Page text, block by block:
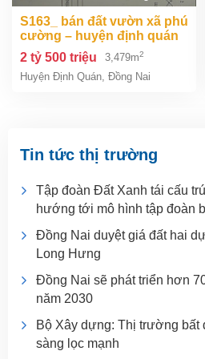
s163_ bán đất vườn xã phú
cường – huyện định quán
– đồng na
2 tỷ 500 triệu 3,479m2
Huyện Định Quán, Đồng Nai
Tin tức thị trường
Tập đoàn Đất Xanh tái cấu
hướng tới mô hình tập đoàn
Đồng Nai duyệt giá đất hai
Long Hưng
Đồng Nai sẽ phát triển hơn
năm 2030
Bộ Xây dựng: Thị trường bất
sàng lọc mạnh